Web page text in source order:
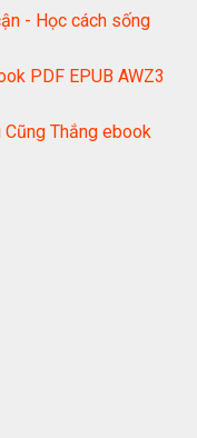
- Học cách sống
PDF EPUB AWZ3
Cũng Thắng ebook